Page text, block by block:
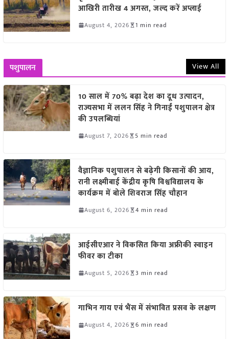
आखिरी तारीख 4 अगस्त, जल्द करें अप्लाई
August 4, 2026 1 min read
पशुपालन View All
10 साल में 70% बढ़ा देश का दूध उत्पादन,
राज्यसभा में ललन सिंह ने गिनाईं पशुपालन क्षेत्र
की उपलब्धियां
August 7, 2026 5 min read
वैज्ञानिक पशुपालन से बढ़ेगी किसानों की आय,
रानी लक्ष्मीबाई केंद्रीय कृषि विश्वविद्यालय के
कार्यक्रम में बोले शिवराज सिंह चौहान
August 6, 2026 4 min read
आईसीएआर ने विकसित किया अफ्रीकी स्वाइन
फीवर का टीका
August 5, 2026 3 min read
गाभिन गाय एवं भैंस में संभावित प्रसव के लक्षण
August 4, 2026 6 min read